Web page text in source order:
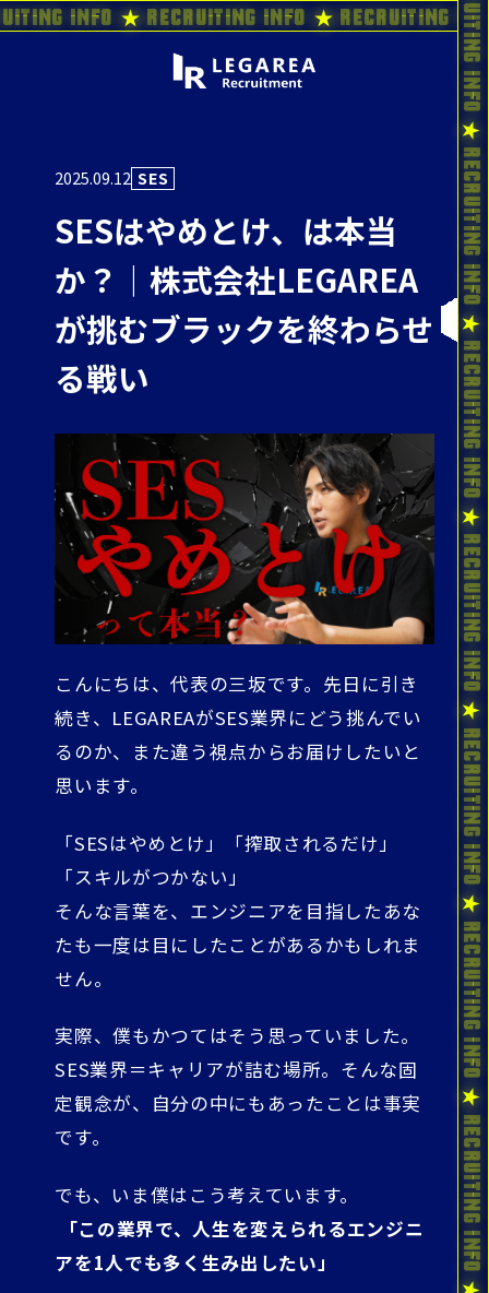
2025.09.12 SES
SESはやめとけ、は本当
か？｜株式会社LEGAREA
が挑むブラックを終わらせ
る戦い
こんにちは、代表の三坂です。先日に引き
続き、LEGAREAがSES業界にどう挑んでい
るのか、また違う視点からお届けしたいと
思います。
「SESはやめとけ」「搾取されるだけ」
「スキルがつかない」
そんな言葉を、エンジニアを目指したあな
たも一度は目にしたことがあるかもしれま
せん。
実際、僕もかつてはそう思っていました。
SES業界＝キャリアが詰む場所。そんな固
定観念が、自分の中にもあったことは事実
です。
でも、いま僕はこう考えています。
「この業界で、人生を変えられるエンジニ
アを1人でも多く生み出したい」
Info ★ Recruiting Info ★ Recruiting